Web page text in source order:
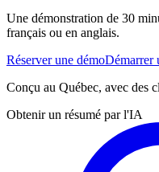
Une démonstration de 30
français ou en anglais.
Réserver une démoDémarrer
Conçu au Québec, avec des
Obtenir un résumé par l'IA